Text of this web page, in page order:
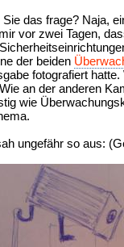
das frage? Naja,
vor zwei Tagen,
der beiden
fotografiert
an der anderen
wie
ungefähr so aus: